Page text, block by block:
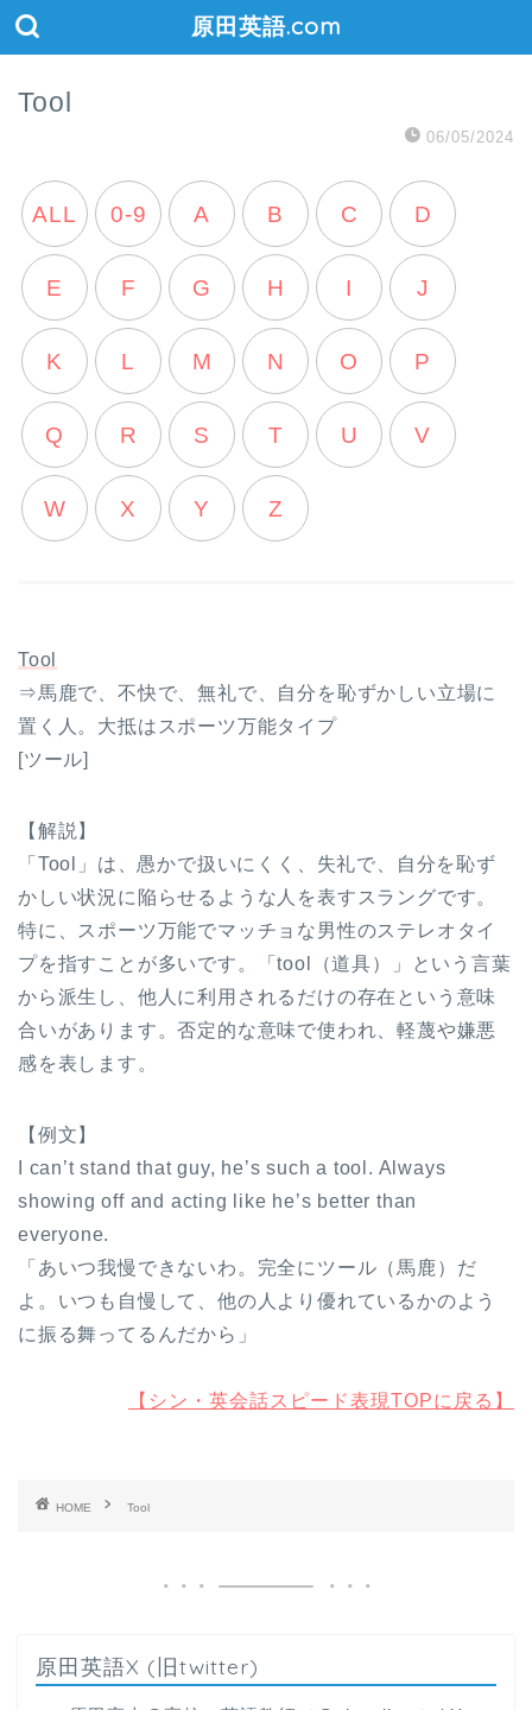
原田英語.com
Tool
06/05/2024
ALL 0-9 A B C D
E F G H I J
K L M N O P
Q R S T U V
W X Y Z
Tool
⇒馬鹿で、不快で、無礼で、自分を恥ずかしい立場に
置く人。大抵はスポーツ万能タイプ
[ツール]
【解説】
「Tool」は、愚かで扱いにくく、失礼で、自分を恥ず
かしい状況に陥らせるような人を表すスラングです。
特に、スポーツ万能でマッチョな男性のステレオタイ
プを指すことが多いです。「tool（道具）」という言葉
から派生し、他人に利用されるだけの存在という意味
合いがあります。否定的な意味で使われ、軽蔑や嫌悪
感を表します。
【例文】
I can’t stand that guy, he’s such a tool. Always
showing off and acting like he’s better than
everyone.
「あいつ我慢できないわ。完全にツール（馬鹿）だ
よ。いつも自慢して、他の人より優れているかのよう
に振る舞ってるんだから」
【シン・英会話スピード表現TOPに戻る】
HOME Tool
原田英語X (旧twitter)